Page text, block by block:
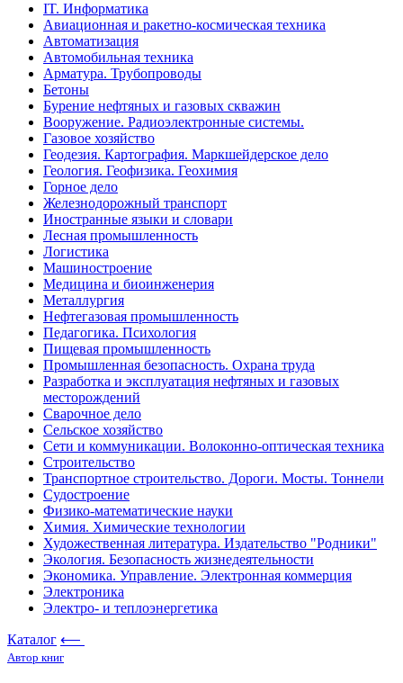
IT. Информатика
Авиационная и ракетно-космическая техника
Автоматизация
Автомобильная техника
Арматура. Трубопроводы
Бетоны
Бурение нефтяных и газовых скважин
Вооружение. Радиоэлектронные системы.
Газовое хозяйство
Геодезия. Картография. Маркшейдерское дело
Геология. Геофизика. Геохимия
Горное дело
Железнодорожный транспорт
Иностранные языки и словари
Лесная промышленность
Логистика
Машиностроение
Медицина и биоинженерия
Металлургия
Нефтегазовая промышленность
Педагогика. Психология
Пищевая промышленность
Промышленная безопасность. Охрана труда
Разработка и эксплуатация нефтяных и газовых
месторождений
Сварочное дело
Сельское хозяйство
Сети и коммуникации. Волоконно-оптическая техника
Строительство
Транспортное строительство. Дороги. Мосты. Тоннели
Судостроение
Физико-математические науки
Химия. Химические технологии
Художественная литература. Издательство "Родники"
Экология. Безопасность жизнедеятельности
Экономика. Управление. Электронная коммерция
Электроника
Электро- и теплоэнергетика
Каталог ⟵
Автор книг